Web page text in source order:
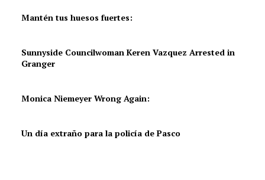
Mantén tus huesos fuertes:
Sunnyside Councilwoman Keren Vazquez Arrested in
Granger
Monica Niemeyer Wrong Again:
Un día extraño para la policía de Pasco